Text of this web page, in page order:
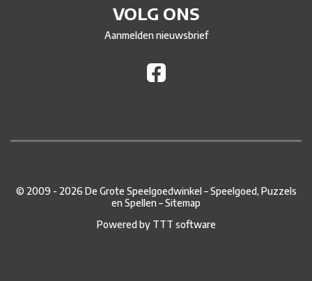
VOLG ONS
Aanmelden nieuwsbrief
© 2009 - 2026 De Grote Speelgoedwinkel – Speelgoed, Puzzels
en Spellen –Sitemap
Powered by TTT software